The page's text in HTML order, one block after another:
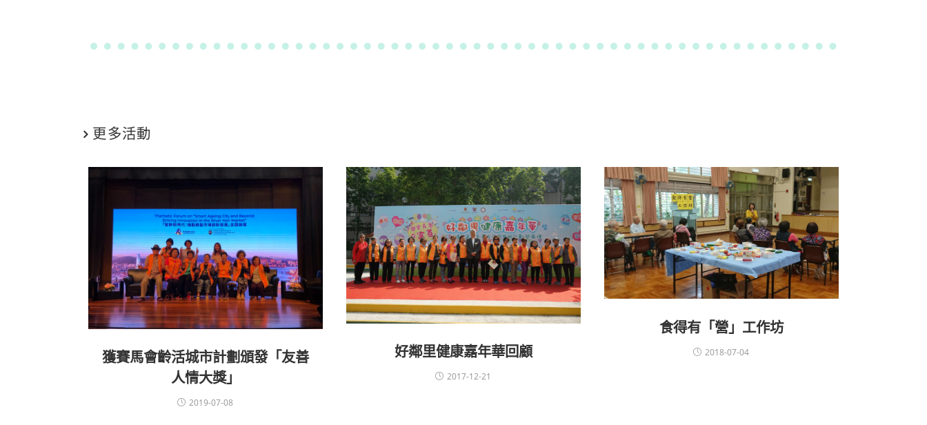
更多活動
獲賽馬會齡活城市計劃頒發「友善
人情大獎」
2019-07-08
好鄰里健康嘉年華回顧
2017-12-21
食得有「營」工作坊
2018-07-04